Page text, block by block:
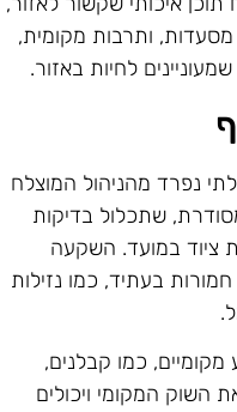
ותרבות מקומית,
לחיות באזור.
נפרד מהניהול המוצלח
שתכלול בדיקות
ציוד במועד. השקעה
בעתיד, כמו נזילות
כמו קבלנים,
השוק המקומי ויכולים